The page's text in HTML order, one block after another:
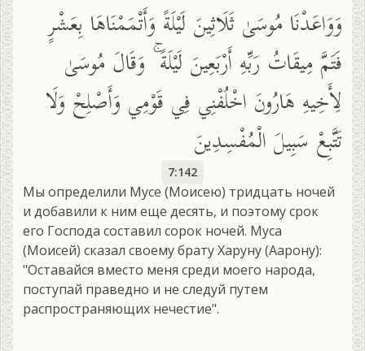
وَوَاعَدْنَا مُوسَىٰ ثَلَاثِينَ لَيْلَةً وَأَتْمَمْنَاهَا بِعَشْرٍ
فَتَمَّ مِيقَاتُ رَبِّهِ أَرْبَعِينَ لَيْلَةً ۚ وَقَالَ مُوسَىٰ
لِأَخِيهِ هَارُونَ اخْلُفْنِي فِي قَوْمِي وَأَصْلِحْ وَلَا
تَتَّبِعْ سَبِيلَ الْمُفْسِدِينَ
7:142
Мы определили Мусе (Моисею) тридцать ночей
и добавили к ним еще десять, и поэтому срок
его Господа составил сорок ночей. Муса
(Моисей) сказал своему брату Харуну (Аарону):
"Оставайся вместо меня среди моего народа,
поступай праведно и не следуй путем
распространяющих нечестие".